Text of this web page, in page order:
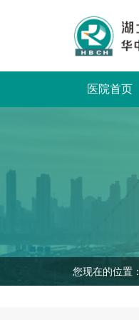
医院首页
您现在的位置：